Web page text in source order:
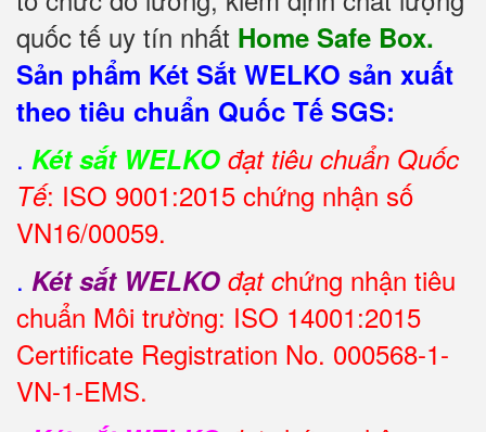
quốc tế uy tín nhất Home Safe Box.
Sản phẩm Két Sắt WELKO sản xuất
theo tiêu chuẩn Quốc Tế SGS:
. Két sắt WELKO đạt tiêu chuẩn Quốc
Tế: ISO 9001:2015 chứng nhận số
VN16/00059.
. Két sắt WELKO đạt chứng nhận tiêu
chuẩn Môi trường: ISO 14001:2015
Certificate Registration No. 000568-1-
VN-1-EMS.